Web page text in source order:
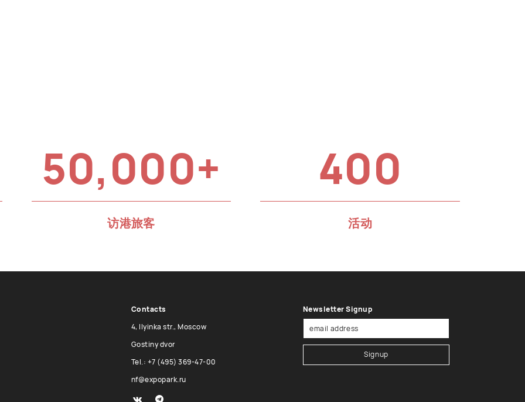
50,000+
访港旅客
400
活动
Contacts
4, Ilyinka str., Moscow
Gostiny dvor
Tel.: +7 (495) 369-47-00
nf@expopark.ru
Newsletter Signup
Signup